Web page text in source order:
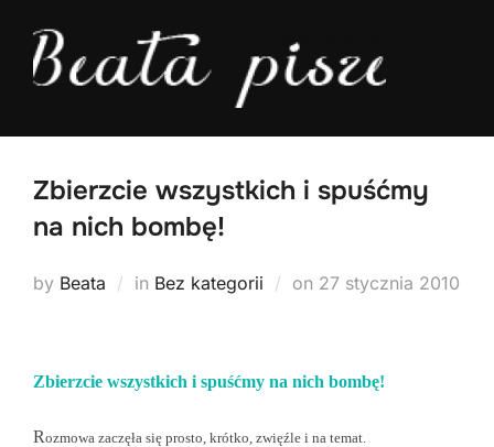
content
Zbierzcie wszystkich i spuśćmy
na nich bombę!
by Beata in Bez kategorii on Posted
27 stycznia 2010
Zbierzcie wszystkich i spuśćmy na nich bombę!
Rozmowa zaczęła się prosto, krótko, zwięźle i na temat.